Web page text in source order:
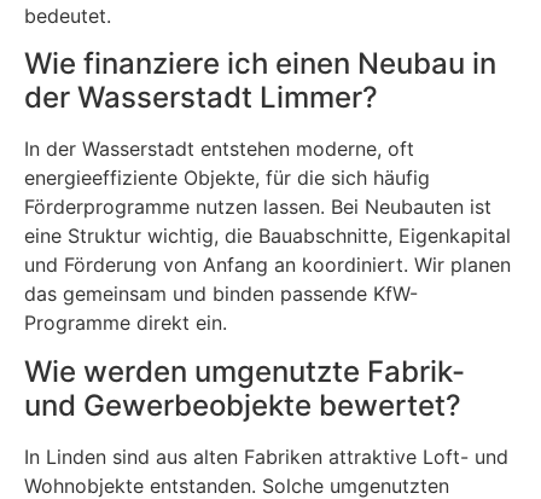
bedeutet.
Wie finanziere ich einen Neubau in
der Wasserstadt Limmer?
In der Wasserstadt entstehen moderne, oft
energieeffiziente Objekte, für die sich häufig
Förderprogramme nutzen lassen. Bei Neubauten ist
eine Struktur wichtig, die Bauabschnitte, Eigenkapital
und Förderung von Anfang an koordiniert. Wir planen
das gemeinsam und binden passende KfW-
Programme direkt ein.
Wie werden umgenutzte Fabrik-
und Gewerbeobjekte bewertet?
In Linden sind aus alten Fabriken attraktive Loft- und
Wohnobjekte entstanden. Solche umgenutzten